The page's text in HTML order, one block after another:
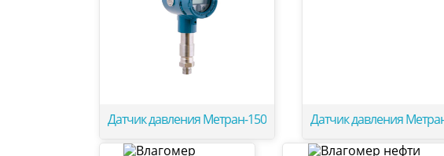
Датчик давления Метран-150 Датчик давления